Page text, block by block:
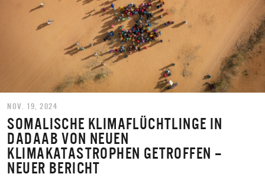
NOV. 19, 2024
SOMALISCHE KLIMAFLÜCHTLINGE IN
DADAAB VON NEUEN
KLIMAKATASTROPHEN GETROFFEN –
NEUER BERICHT